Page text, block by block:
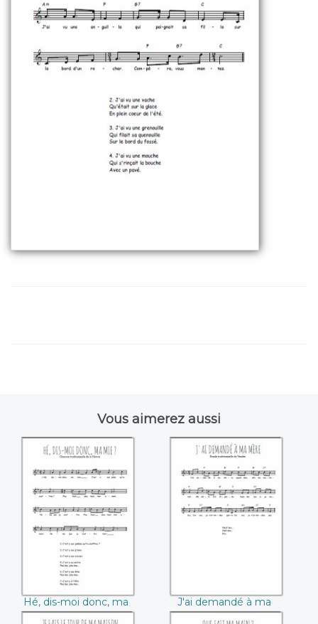
Vous aimerez aussi
Hé, dis-moi donc,
ma mie
Hé, dis-moi donc, ma
mie
J'ai demandé à ma
mère
J'ai demandé à ma
mère